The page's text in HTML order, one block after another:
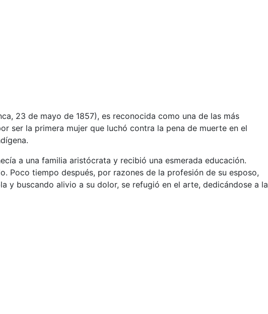
23 de mayo de 1857), es reconocida como una de las más
ser la primera mujer que luchó contra la pena de muerte en el
a una familia aristócrata y recibió una esmerada educación.
Poco tiempo después, por razones de la profesión de su esposo,
y buscando alivio a su dolor, se refugió en el arte, dedicándose a la